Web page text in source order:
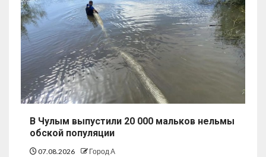
В Чулым выпустили 20 000 мальков нельмы
обской популяции
07.08.2026 Город А